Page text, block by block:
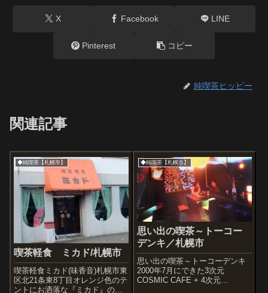
X Facebook LINE
Pinterest コピー
純喫茶ヒッピー
関連記事
◆純喫茶【札幌市】
喫茶軽食 ミカド/札幌市
喫茶軽食ミカド(味香音)札幌市東
区北21条東8丁目オレンジ色のテ
ントにお洒落な『ミカド』の文
◆純喫茶【札幌市】
思い出の喫茶～トーコー
デンキ／札幌市
思い出の喫茶～トーコーデンキ
2000年7月にできた3次元
COSMIC CAFE + 4次元